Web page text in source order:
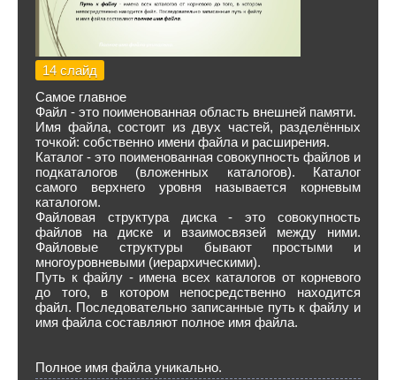
14 слайд
Самое главное
Файл - это поименованная область внешней памяти.
Имя файла, состоит из двух частей, разделённых
точкой: собственно имени файла и расширения.
Каталог - это поименованная совокупность файлов и
подкаталогов (вложенных каталогов). Каталог
самого верхнего уровня называется корневым
каталогом.
Файловая структура диска - это совокупность
файлов на диске и взаимосвязей между ними.
Файловые структуры бывают простыми и
многоуровневыми (иерархическими).
Путь к файлу - имена всех каталогов от корневого
до того, в котором непосредственно находится
файл. Последовательно записанные путь к файлу и
имя файла составляют полное имя файла.
Полное имя файла уникально.